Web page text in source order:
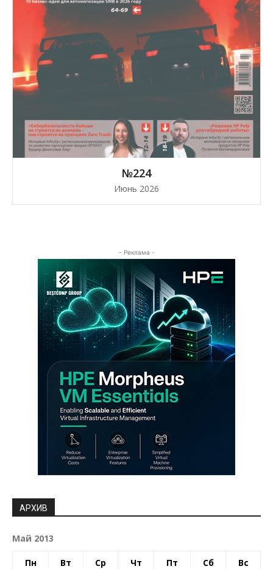
№224
Июнь 2026
- Реклама -
АРХИВ
Май 2013
Пн Вт Ср Чт Пт Сб Вс